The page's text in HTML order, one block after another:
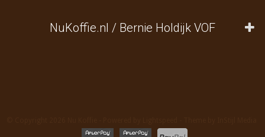
NuKoffie.nl / Bernie Holdijk VOF